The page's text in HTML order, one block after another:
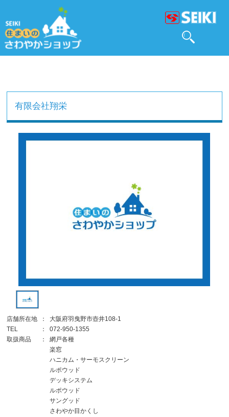
有限会社翔栄
店舗所在地 ：
大阪府羽曳野市壺井108-1
TEL
：
072-950-1355
取扱商品
：
網戸各種
楽窓
ハニカム・サーモスクリーン
ルポウッド
デッキシステム
ルポウッド
サングッド
さわやか目かくし